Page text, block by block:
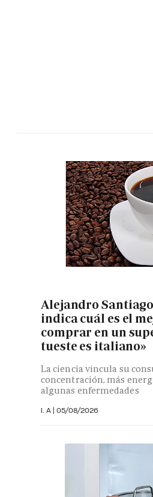
Alejandro
indica cuál es el
comprar en un
tueste es italiano»
La ciencia vincula su
concentración, más
algunas enfermedades
I. A | 05/08/2026